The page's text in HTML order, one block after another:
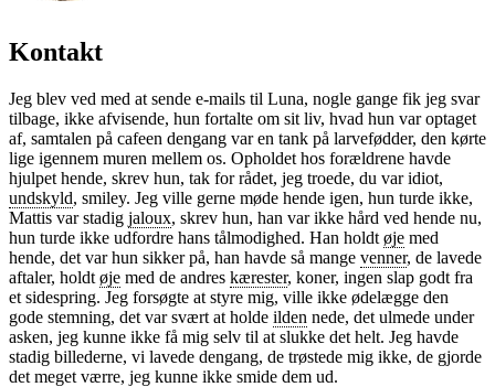
Kontakt
Jeg blev ved med at sende e-mails til Luna, nogle gange fik jeg svar
tilbage, ikke afvisende, hun fortalte om sit liv, hvad hun var optaget
af, samtalen på cafeen dengang var en tank på larvefødder, den kørte
lige igennem muren mellem os. Opholdet hos forældrene havde
hjulpet hende, skrev hun, tak for rådet, jeg troede, du var idiot,
undskyld, smiley. Jeg ville gerne møde hende igen, hun turde ikke,
Mattis var stadig jaloux, skrev hun, han var ikke hård ved hende nu,
hun turde ikke udfordre hans tålmodighed. Han holdt øje med
hende, det var hun sikker på, han havde så mange venner, de lavede
aftaler, holdt øje med de andres kærester, koner, ingen slap godt fra
et sidespring. Jeg forsøgte at styre mig, ville ikke ødelægge den
gode stemning, det var svært at holde ilden nede, det ulmede under
asken, jeg kunne ikke få mig selv til at slukke det helt. Jeg havde
stadig billederne, vi lavede dengang, de trøstede mig ikke, de gjorde
det meget værre, jeg kunne ikke smide dem ud.